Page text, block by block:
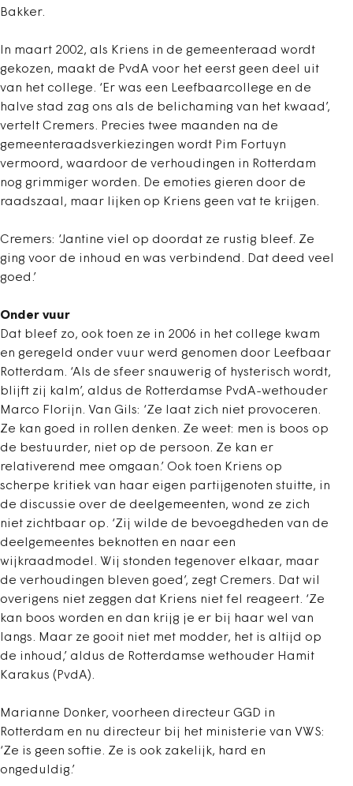
Bakker.
In maart 2002, als Kriens in de gemeenteraad wordt
gekozen, maakt de PvdA voor het eerst geen deel uit
van het college. ‘Er was een Leefbaarcollege en de
halve stad zag ons als de belichaming van het kwaad’,
vertelt Cremers. Precies twee maanden na de
gemeenteraads­verkiezingen wordt Pim Fortuyn
vermoord, waardoor de verhoudingen in Rotterdam
nog grimmiger worden. De emoties gieren door de
raadszaal, maar lijken op Kriens geen vat te krijgen.
Cremers: ‘Jantine viel op doordat ze rustig bleef. Ze
ging voor de inhoud en was verbindend. Dat deed veel
goed.’
Onder vuur
Dat bleef zo, ook toen ze in 2006 in het college kwam
en geregeld onder vuur werd genomen door Leefbaar
Rotterdam. ‘Als de sfeer snauwerig of hysterisch wordt,
blijft zij kalm’, aldus de Rotterdamse PvdA-wethouder
Marco Florijn. Van Gils: ‘Ze laat zich niet provoceren.
Ze kan goed in rollen denken. Ze weet: men is boos op
de bestuurder, niet op de persoon. Ze kan er
relativerend mee omgaan.’ Ook toen Kriens op
scherpe kritiek van haar eigen partijgenoten stuitte, in
de discussie over de deelgemeenten, wond ze zich
niet zichtbaar op. ‘Zij wilde de bevoegdheden van de
deelgemeentes beknotten en naar een
wijkraadmodel. Wij stonden tegenover elkaar, maar
de verhoudingen bleven goed’, zegt Cremers. Dat wil
overigens niet zeggen dat Kriens niet fel reageert. ‘Ze
kan boos worden en dan krijg je er bij haar wel van
langs. Maar ze gooit niet met modder, het is altijd op
de inhoud,’ aldus de Rotterdamse wethouder Hamit
Karakus (PvdA).
Marianne Donker, voorheen directeur GGD in
Rotterdam en nu directeur bij het ministerie van VWS:
‘Ze is geen softie. Ze is ook zakelijk, hard en
ongeduldig.’